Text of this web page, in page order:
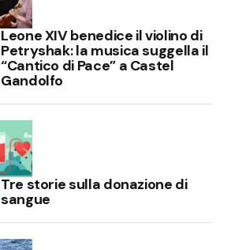
Leone XIV benedice il violino di
Petryshak: la musica suggella il
“Cantico di Pace” a Castel
Gandolfo
Tre storie sulla donazione di
sangue